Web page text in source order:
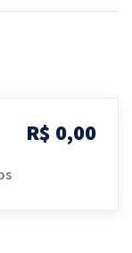
R$ 0,00